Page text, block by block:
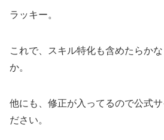
ラッキー。
これで、スキル特化も含めたらか
か。
他にも、修正が入ってるので公式
ださい。